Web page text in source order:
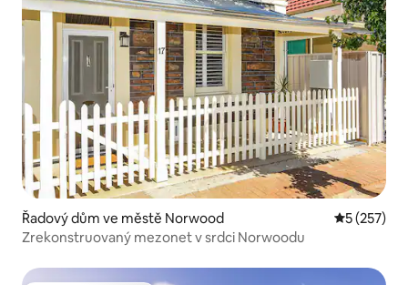
Řadový dům ve městě Norwood Průměrné
5 (257)
Zrekonstruovaný mezonet v srdci Norwoodu